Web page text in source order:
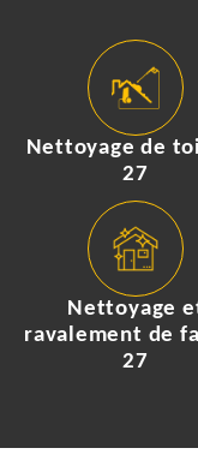
Nettoyage de
27
Nettoyage
ravalement de
27